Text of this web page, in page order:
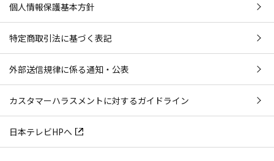
個人情報保護基本方針
特定商取引法に基づく表記
外部送信規律に係る通知・公表
カスタマーハラスメントに対するガイドライン
日本テレビHPへ